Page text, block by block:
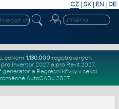
CZ | SK| EN | DE
celkem 1.130.000registrovaných
pro Inventor 2027a pro Revit 2027.
generátor a Regresní křivkyv sekci
AutoCADu 2027.